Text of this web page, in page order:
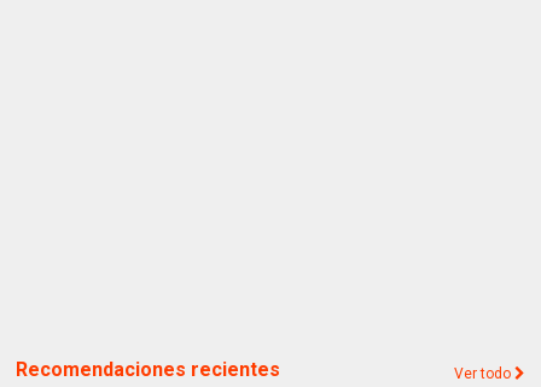
Recomendaciones recientes Ver todo